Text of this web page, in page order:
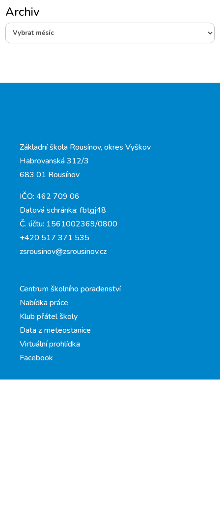
ArchivArchiv
Základní škola Rousínov, okres Vyškov
Habrovanská 312/3
683 01 Rousínov
IČO: 462 709 06
Datová schránka: fbtgj48
Č. účtu: 1561002369/0800
+420 517 371 535
zsrousinov@zsrousinov.cz
Centrum školního poradenství
Nabídka práce
Klub přátel školy
Data z meteostanice
Virtuální prohlídka
Facebook